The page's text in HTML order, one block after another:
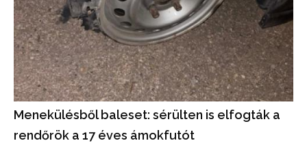
Menekülésből baleset: sérülten is elfogták a
rendőrök a 17 éves ámokfutót